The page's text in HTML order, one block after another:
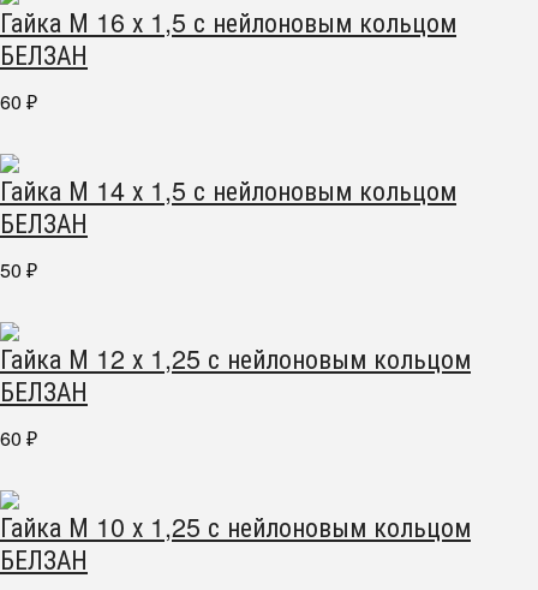
Гайка М 16 х 1,5 с нейлоновым кольцом
БЕЛЗАН
60 ₽
Гайка М 14 х 1,5 с нейлоновым кольцом
БЕЛЗАН
50 ₽
Гайка М 12 х 1,25 с нейлоновым кольцом
БЕЛЗАН
60 ₽
Гайка М 10 х 1,25 с нейлоновым кольцом
БЕЛЗАН